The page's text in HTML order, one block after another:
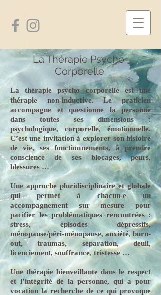
La Thérapie Psycho-
Corporelle
La thérapie psycho corporelle est une
thérapie non-inductive. Le praticien
accompagne et questionne la personne
dans toutes ses dimensions :
psychologique, corporelle, émotionnelle.
C’est une invitation à explorer son histoire
de vie, ses fonctionnements, à prendre
conscience de ses blocages, peurs,
blessures …
Une approche pluridisciplinaire et globale
qui permet à chacun-e un
accompagnement sur mesure pour
pacifier les problématiques rencontrées :
stress, épisodes dépressifs,
ménopause/péri-ménopause, anxiété, burn-
out, traumas, séparation, deuil,
licenciement, souffrance, tristesse …
Une thérapie bienveillante dans le respect
et l’intégrité de la personne, qui a pour
vocation la recherche de ce qui provoque